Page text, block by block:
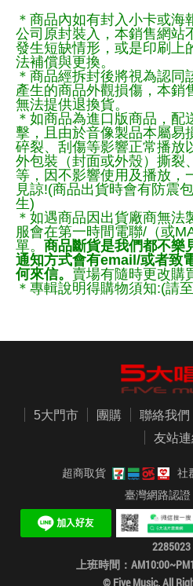
＊商品內如有封入小卡或海
公司原封裝入，本銷售網站
發生短缺情形，或是印刷上
法補償與更換。
＊商品經拆封後將視為認同
產生的商品外觀損傷，本銷
無法提供退換貨。
＊如商品為進口版商品，配
擊，且由於音像製品本屬易
碎裂、刮傷等影響正常播放
外包裝（封面或外殼）撕裂
等，因不影響使用及播放，
見諒!(商品出貨時會有防震
生)
＊如遇商品因出貨廠商無法
服會在第一時間電聯/（或
單。 商品斷貨是我們都不樂
通知方式會有email/或者致
何來信。 賣場有隨時更改購
＊專輯說明得購物須知:(請
5大門市 團購 聯絡我們
友站
超商取貨
社
臺灣網路認證
2285023
上班時間：
© Five Music. All